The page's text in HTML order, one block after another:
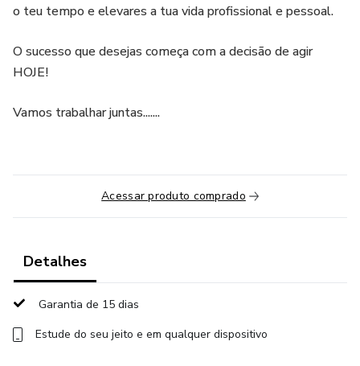
o teu tempo e elevares a tua vida profissional e pessoal.
O sucesso que desejas começa com a decisão de agir
HOJE!
Vamos trabalhar juntas.......
Acessar produto comprado
Detalhes
Garantia de 15 dias
Estude do seu jeito e em qualquer dispositivo